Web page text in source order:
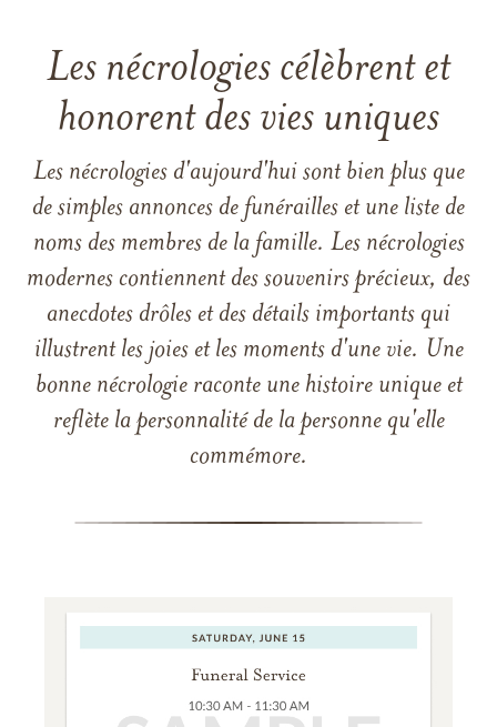
Les nécrologies célèbrent et
honorent des vies uniques
Les nécrologies d'aujourd'hui sont bien plus que
de simples annonces de funérailles et une liste de
noms des membres de la famille. Les nécrologies
modernes contiennent des souvenirs précieux, des
anecdotes drôles et des détails importants qui
illustrent les joies et les moments d'une vie. Une
bonne nécrologie raconte une histoire unique et
reflète la personnalité de la personne qu'elle
commémore.